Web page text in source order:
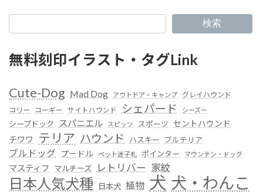
検索
無料刻印イラスト・タグLink
Cute-Dog Mad Dog アウトドア・キャンプ
グレイハウンド
コリー
コーギー サイトハウンド シェパード シーズー
シープドック スパニエル スピッツ スポーツ セントハウンド
チワワ
テリア ハウンド ハスキー ブルテリア
ブルドッグ プードル ペット迷子札 ポインター マウンテン・ドッグ
マスティフ マルチーズ レトリバー 家紋
日本人気犬種 日本犬 植物 犬 犬・わんこ